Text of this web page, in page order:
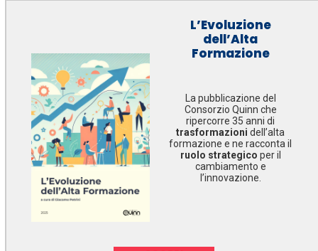
L’Evoluzione
dell’Alta
Formazione
La pubblicazione del
Consorzio Quinn che
ripercorre 35 anni di
trasformazioni dell’alta
formazione e ne racconta il
ruolo strategico per il
cambiamento e
l’innovazione.